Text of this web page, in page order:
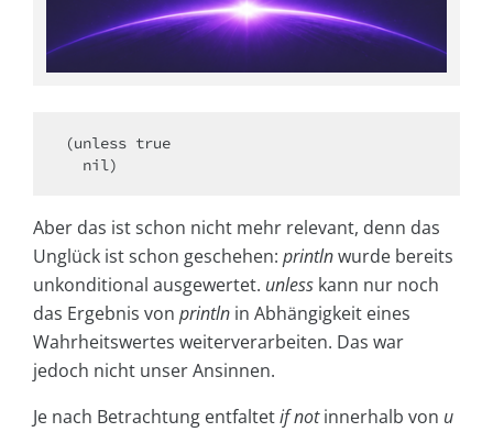
(unless true
  nil)
Aber das ist schon nicht mehr relevant, denn das
Unglück ist schon geschehen: printlnwurde bereits
unkonditional ausgewertet. unless kann nur noch
das Ergebnis von println in Abhängigkeit eines
Wahrheitswertes weiterverarbeiten. Das war
jedoch nicht unser Ansinnen.
Je nach Betrachtung entfaltetif notinnerhalb von u